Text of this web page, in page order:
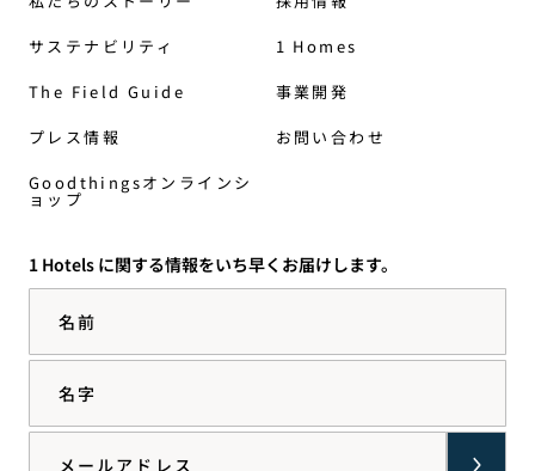
サステナビリティ
The Field Guide
プレス情報
Goodthingsオンラインシ
ョップ
1 Homes
事業開発
お問い合わせ
1 Hotels に関する情報をいち早くお届けします。